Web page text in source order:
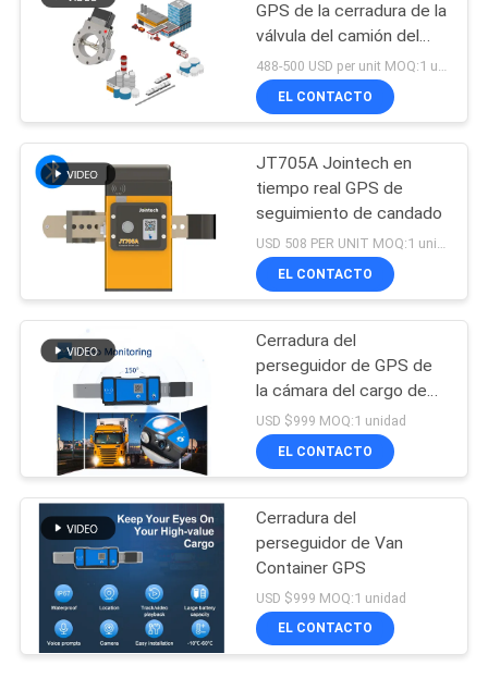
GPS de la cerradura de la
válvula del camión del
tanque de aceite que
coloca el seguimiento
488-500 USD per unit MOQ:1 unidad
EL CONTACTO
JT705A Jointech en
tiempo real GPS de
seguimiento de candado
EL CONTACTO
Cerradura del
perseguidor de GPS de
la cámara del cargo de
Jointech
USD $999 MOQ:1 unidad
EL CONTACTO
Cerradura del
perseguidor de Van
Container GPS
USD $999 MOQ:1 unidad
EL CONTACTO